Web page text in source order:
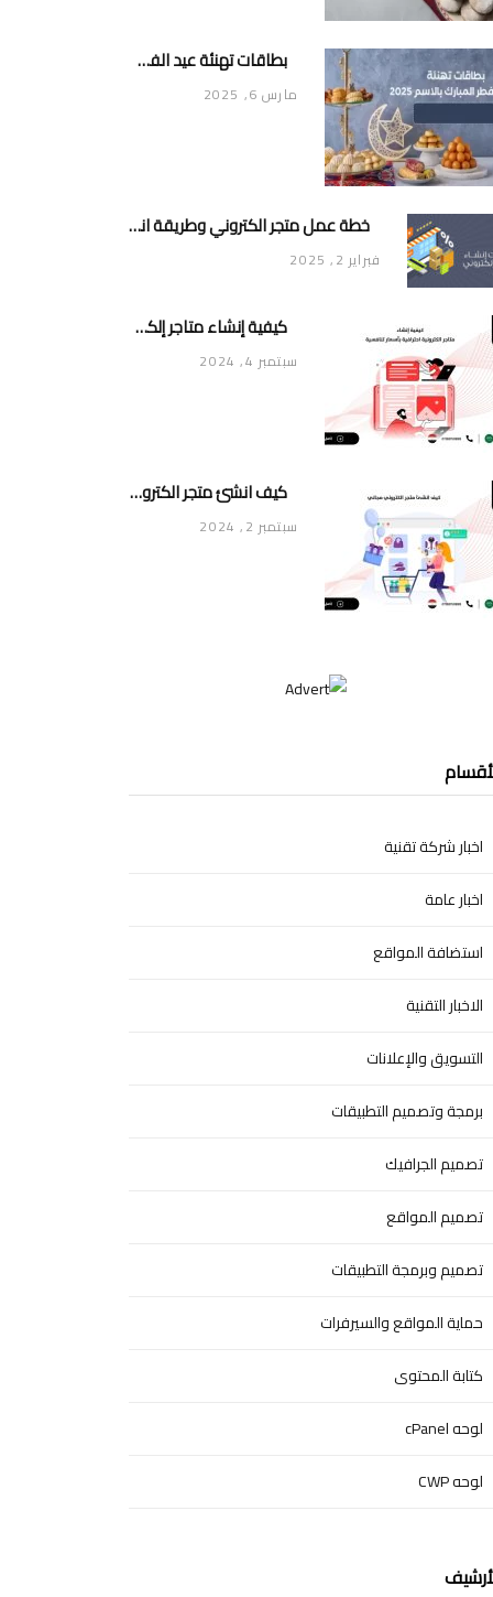
بطاقات تهنئة عيد الفطر المبارك بالاسم 2025
مارس 6, 2025
خطة عمل متجر الكتروني وطريقة انشاء متجر خاص ناجح ومميز
فبراير 2, 2025
كيفية إنشاء متاجر إلكترونية احترافية بأسعار تنافسية
سبتمبر 4, 2024
كيف انشئ متجر الكتروني مجاني
سبتمبر 2, 2024
اخبار شركة تقنية
اخبار عامة
استضافة المواقع
الاخبار التقنية
التسويق والإعلانات
برمجة وتصميم التطبيقات
تصميم الجرافيك
تصميم المواقع
تصميم وبرمجة التطبيقات
حماية المواقع والسيرفرات
كتابة المحتوى
لوحه cPanel
لوحه CWP